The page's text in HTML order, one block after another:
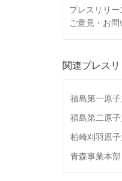
プレスリリー
ご意見・お
関連プレスリ
福島第一原
福島第二原
柏崎刈羽原
青森事業本部